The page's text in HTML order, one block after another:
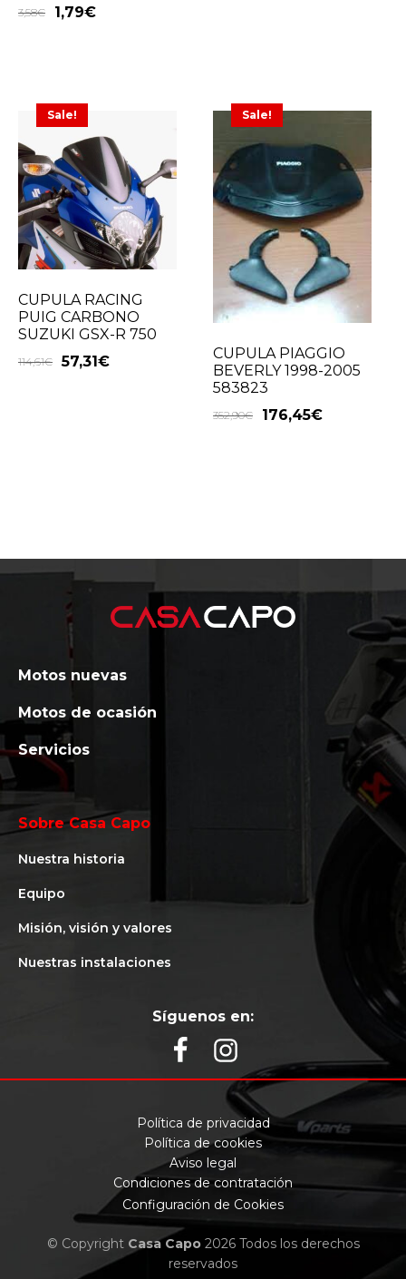
3,58€ 1,79€
Sale!
CUPULA RACING
PUIG CARBONO
SUZUKI GSX-R 750
114,61€ 57,31€
Sale!
CUPULA PIAGGIO
BEVERLY 1998-2005
583823
352,90€ 176,45€
Motos nuevas
Motos de ocasión
Servicios
Sobre Casa Capo
Nuestra historia
Equipo
Misión, visión y valores
Nuestras instalaciones
Síguenos en:
© Copyright Casa Capo2026 Todos los derechos
reservados
Política de privacidad
Política de cookies
Aviso legal
Condiciones de contratación
Configuración de Cookies